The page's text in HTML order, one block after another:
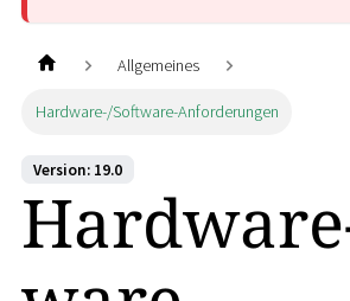
Allgemeines
Hardware-/Software-Anforderungen
Version: 19.0